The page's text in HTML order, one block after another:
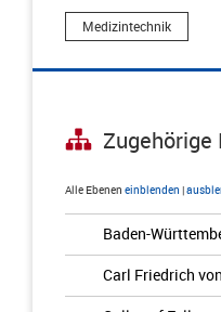
Medizintechnik
Zugehörige
Alle Ebenen einblenden |
Baden-
Carl Friedrich